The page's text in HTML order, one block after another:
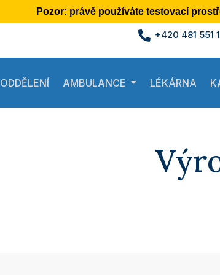
+420 481 551
ODDĚLENÍ AMBULANCE LÉKÁRNA
Pozor: právě používáte testovací